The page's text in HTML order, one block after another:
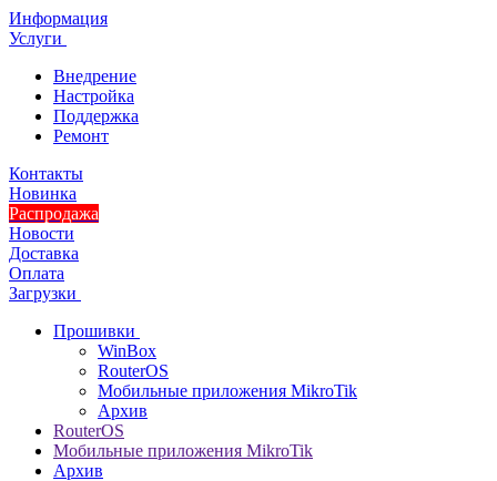
Информация
Услуги
Внедрение
Настройка
Поддержка
Ремонт
Контакты
Новинка
Распродажа
Новости
Доставка
Оплата
Загрузки
Прошивки
WinBox
RouterOS
Мобильные приложения MikroTik
Архив
RouterOS
Мобильные приложения MikroTik
Архив